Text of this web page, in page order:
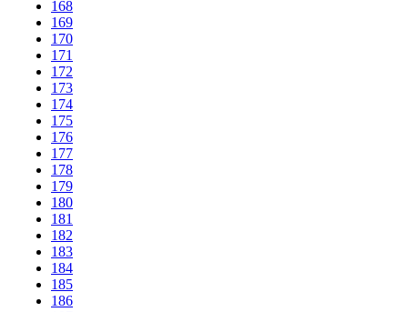
168
169
170
171
172
173
174
175
176
177
178
179
180
181
182
183
184
185
186